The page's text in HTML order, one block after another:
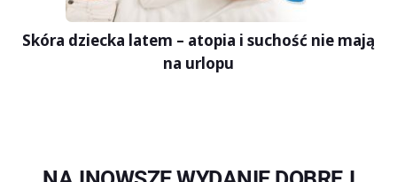
Skóra dziecka latem – atopia i suchość nie mają
na urlopu